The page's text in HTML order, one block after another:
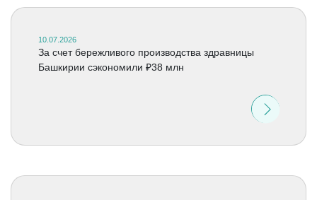
10.07.2026
За счет бережливого производства здравницы
Башкирии сэкономили ₽38 млн